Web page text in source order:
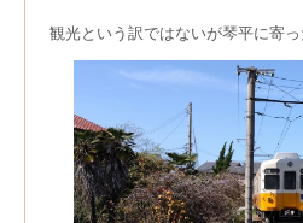
観光という訳ではないが琴平に寄